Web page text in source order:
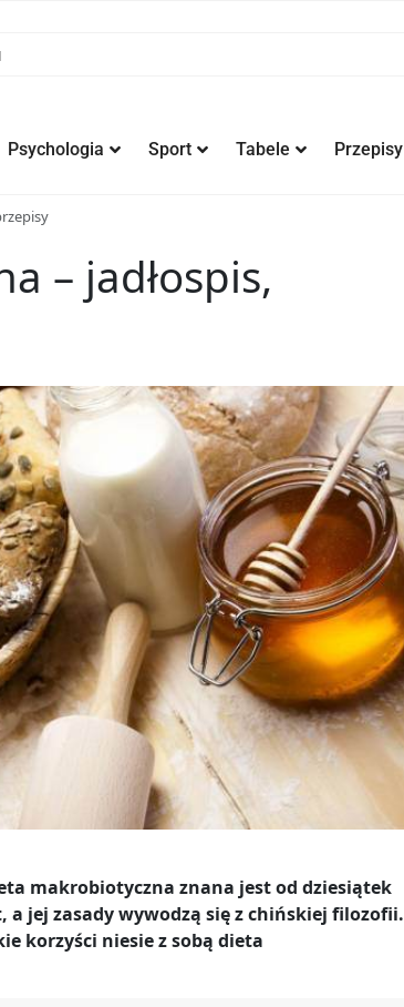
Psychologia Sport Tabele Przepisy
– jadłospis,
makrobiotyczna znana jest od dziesiątek
a jej zasady wywodzą się z chińskiej filozofii.
korzyści niesie z sobą dieta